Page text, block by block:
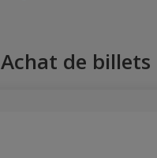
Achat de billets